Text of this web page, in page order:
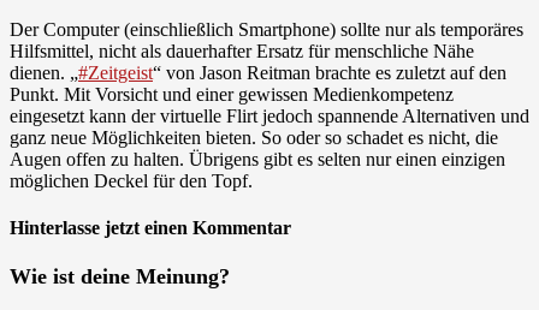
Der Computer (einschließlich Smartphone) sollte nur als temporäres
Hilfsmittel, nicht als dauerhafter Ersatz für menschliche Nähe
dienen. „#Zeitgeist“ von Jason Reitman brachte es zuletzt auf den
Punkt. Mit Vorsicht und einer gewissen Medienkompetenz
eingesetzt kann der virtuelle Flirt jedoch spannende Alternativen und
ganz neue Möglichkeiten bieten. So oder so schadet es nicht, die
Augen offen zu halten. Übrigens gibt es selten nur einen einzigen
möglichen Deckel für den Topf.
Hinterlasse jetzt einen Kommentar
Wie ist deine Meinung?